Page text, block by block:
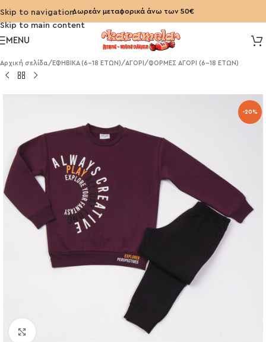
Skip to navigation
Skip to main content
Δωρεάν μεταφορικά άνω των 50€
MENU
Αρχική σελίδα/ ΕΦΗΒΙΚΑ (6-18 ΕΤΩΝ)/ΑΓΟΡΙ /ΦΟΡΜΕΣ ΑΓΟΡΙ (6-18 ΕΤΩΝ)
-20%